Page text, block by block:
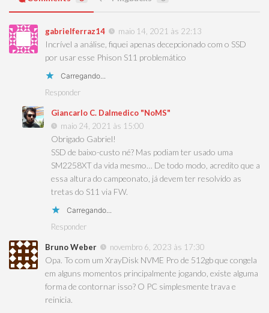
gabrielferraz14 maio 14, 2021 às 22:13
Incrível a análise, fiquei apenas decepcionado com o SSD
por usar esse Phison S11 problemático
Carregando...
Responder
Giancarlo C. Dalmedico "NoMS"
maio 24, 2021 às 15:00
Obrigado Gabriel!
SSD de baixo-custo né? Mas podiam ter usado uma
SM2258XT da vida mesmo… De todo modo, acredito que a
essa altura do campeonato, já devem ter resolvido as
tretas do S11 via FW.
Carregando...
Responder
Bruno Weber novembro 6, 2023 às 17:30
Opa. To com um XrayDisk NVME Pro de 512gb que congela
em alguns momentos principalmente jogando, existe alguma
forma de contornar isso? O PC simplesmente trava e
reinicia.